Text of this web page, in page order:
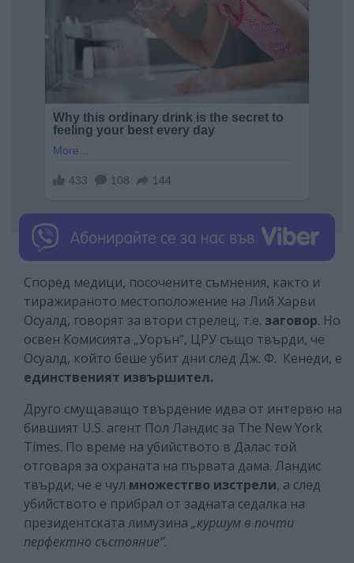
Според медици, посочените съмнения, както и
тиражираното местоположение на Лий Харви
Осуалд, говорят за втори стрелец, т.е. заговор. Но
освен Комисията „Уорън”, ЦРУ също твърди, че
Осуалд, който беше убит дни след Дж. Ф. Кенеди, е
единственият извършител.
Друго смущаващо твърдение идва от интервю на
бившият U.S. агент Пол Ландис за The New York
Times. По време на убийството в Далас той
отговаря за охраната на първата дама. Ландис
твърди, че е чул множестгво изстрели, а след
убийството е прибрал от задната седалка на
президентската лимузина „куршум в почти
перфектно състояние”.